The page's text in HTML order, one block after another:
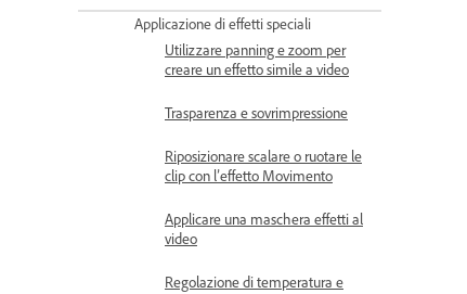
Applicazione di effetti speciali
Utilizzare panning e zoom per
creare un effetto simile a video
Trasparenza e sovrimpressione
Riposizionare scalare o ruotare le
clip con l’effetto Movimento
Applicare una maschera effetti al
video
Regolazione di temperatura e